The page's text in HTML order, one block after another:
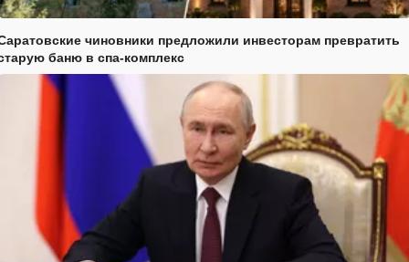
чиновники предложили инвесторам превратить
баню в спа-комплекс